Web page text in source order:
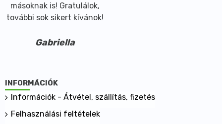
másoknak is! Gratulálok,
további sok sikert kívánok!
Gabriella
INFORMÁCIÓK
Információk - Átvétel, szállítás, fizetés
Felhasználási feltételek